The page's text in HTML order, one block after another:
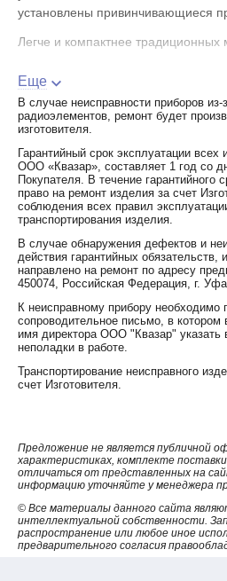
установлены привинчивающиеся
Легче и компактнее традиционных
Нескользящие двухкомпонентные
мягкой термопластрезины.
Две встроенные возвратные
Вес: 245 г.
Длина: 195 мм.
Еще
В случае неисправности приборов
радиоэлементов, ремонт будет
изготовителя.
Гарантийный срок эксплуатации
ООО «Квазар», составляет 1 год со
Покупателя. В течение гарантийного
право на ремонт изделия за счет
соблюдения всех правил
транспортирования изделия.
В случае обнаружения дефектов и
действия гарантийных
направлено на ремонт по адресу
450074, Российская Федерация, г.
К неисправному прибору необходимо
сопроводительное письмо, в
имя директора ООО "Квазар"
неполадки в работе.
Транспортирование неисправного
счет Изготовителя.
Предложение не является публичной
характеристиках, комплекте
отличаться от представленных на
информацию уточняйте у менеджера
© Все материалы данного сайта
интеллектуальной собственности.
распространение или любое иное
предварительного согласия